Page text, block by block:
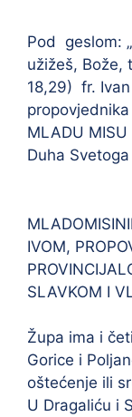
Pod geslom:
užižeš, Bože,
18,29) fr.
MLADU
Duha
IVOM,
SLAVKOM I
Župa ima i
Gorice i
oštećenje ili
U Dragaliću i